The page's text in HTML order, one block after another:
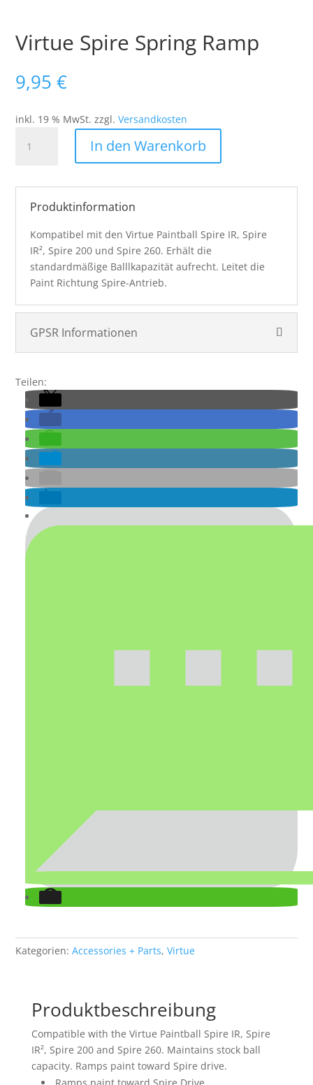
Virtue Spire Spring Ramp
9,95€
inkl. 19 % MwSt. zzgl.Versandkosten
Spire
In den Warenkorb
Produktinformation
Kompatibel mit den Virtue Paintball Spire IR, Spire
IR², Spire 200 und Spire 260. Erhält die
standardmäßige Balllkapazität aufrecht. Leitet die
Paint Richtung Spire-Antrieb.
GPSR Informationen
Teilen:
Kategorien:Accessories + Parts,Virtue
Produktbeschreibung
Compatible with the Virtue Paintball Spire IR, Spire
IR², Spire 200 and Spire 260. Maintains stock ball
capacity. Ramps paint toward Spire drive.